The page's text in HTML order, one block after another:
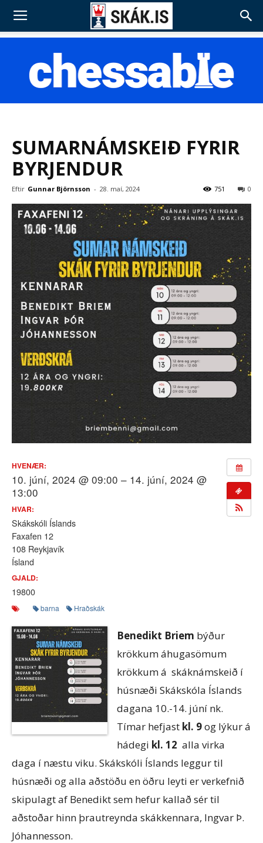
SUMARNÁMSKEIÐ FYRIR
BYRJENDUR
Eftir Gunnar Björnsson - 28. maí, 2024 0
751
HVENÆR:
10. júní, 2024 @ 09:00 – 14. júní, 2024 @
13:00
HVAR:
Skákskóli Íslands
Faxafen 12
108 Reykjavík
Ísland
GJALD:
19800
barna Hraðskák
Benedikt Briem býður
krökkum áhugasömum
krökkum á skáknámskeið í
húsnæði Skákskóla Íslands
dagana 10.-14. júní nk.
Tímar hefjast kl. 9og lýkur á
hádegi kl. 12 alla virka
daga í næstu viku. Skákskóli Íslands leggur til
húsnæði og alla aðstöðu en öðru leyti er verkefnið
skipulagt af Benedikt sem hefur kallað sér til
aðstoðar hinn þrautreynda skákkennara, Ingvar Þ.
Jóhannesson.